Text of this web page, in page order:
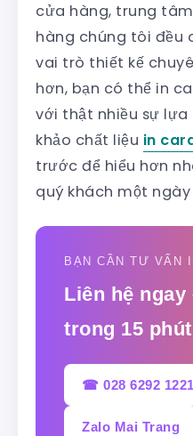
cửa hàng, trung
hàng chúng tôi đều
vai trò thiết kế
hơn, bạn có thể in
với thật nhiều sự
khảo chất liệu in
trước để hiểu hơn
quý khách một
BẠN CẦN TƯ VẤN
Liên hệ ngay
trong 15 phút
☎ 028 6292 1221
Zalo Mai Trang